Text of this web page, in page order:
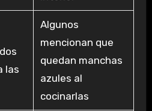
las
Algunos
mencionan que
quedan manchas
azules al
cocinarlas